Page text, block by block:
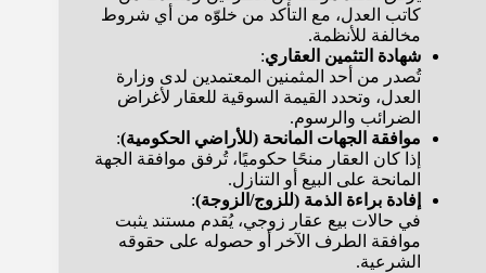
كاتب العدل، مع التأكد من خلوّه من أي شروط
مخالفة للأنظمة.
شهادة التثمين العقاري:
تُصدر من أحد المثمنين المعتمدين لدى وزارة
العدل، وتحدد القيمة السوقية للعقار لأغراض
الضرائب والرسوم.
موافقة الجهات المانحة (للأراضي الحكومية):
إذا كان العقار منحًا حكوميًا، تُرفق موافقة الجهة
المانحة على البيع أو التنازل.
إفادة براءة الذمة (للزوج/الزوجة):
في حالات بيع عقار زوجي، يُقدم مستند يثبت
موافقة الطرف الآخر أو حصوله على حقوقه
الشرعية.